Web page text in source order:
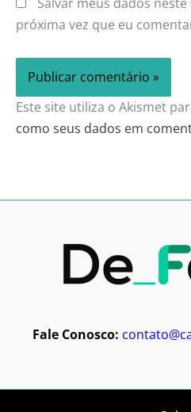
próxima vez que eu
Este site utiliza o Akismet
como seus dados em
Fale Conosco: